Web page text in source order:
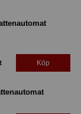
Köp